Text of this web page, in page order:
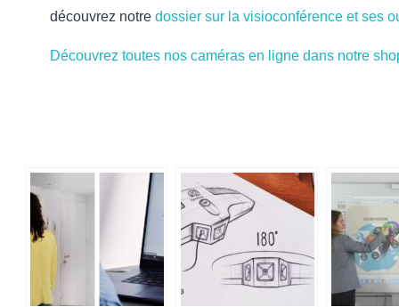
découvrez notre dossier sur la visioconférence et ses
Découvrez toutes nos caméras en ligne dans notre